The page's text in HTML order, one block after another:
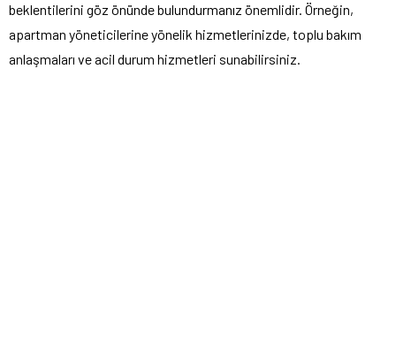
beklentilerini göz önünde bulundurmanız önemlidir. Örneğin,
apartman yöneticilerine yönelik hizmetlerinizde, toplu bakım
anlaşmaları ve acil durum hizmetleri sunabilirsiniz.